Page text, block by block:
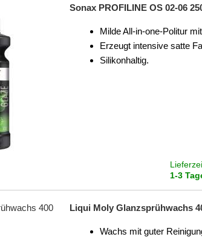
Sonax PROFILINE OS 02-06
Milde All-in-one-Politur
Erzeugt intensive satte
Silikonhaltig.
1-3
Liqui Moly Glanzsprühwachs
Wachs mit guter